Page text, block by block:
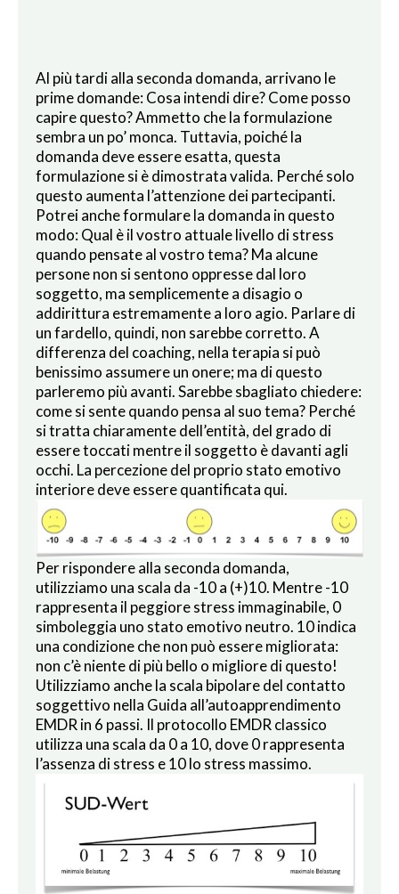
Al più tardi alla seconda domanda, arrivano le
prime domande: Cosa intendi dire? Come posso
capire questo? Ammetto che la formulazione
sembra un po’ monca. Tuttavia, poiché la
domanda deve essere esatta, questa
formulazione si è dimostrata valida. Perché solo
questo aumenta l’attenzione dei partecipanti.
Potrei anche formulare la domanda in questo
modo: Qual è il vostro attuale livello di stress
quando pensate al vostro tema? Ma alcune
persone non si sentono oppresse dal loro
soggetto, ma semplicemente a disagio o
addirittura estremamente a loro agio. Parlare di
un fardello, quindi, non sarebbe corretto. A
differenza del coaching, nella terapia si può
benissimo assumere un onere; ma di questo
parleremo più avanti. Sarebbe sbagliato chiedere:
come si sente quando pensa al suo tema? Perché
si tratta chiaramente dell’entità, del grado di
essere toccati mentre il soggetto è davanti agli
occhi. La percezione del proprio stato emotivo
interiore deve essere quantificata qui.
Per rispondere alla seconda domanda,
utilizziamo una scala da -10 a (+)10. Mentre -10
rappresenta il peggiore stress immaginabile, 0
simboleggia uno stato emotivo neutro. 10 indica
una condizione che non può essere migliorata:
non c’è niente di più bello o migliore di questo!
Utilizziamo anche la scala bipolare del contatto
soggettivo nella Guida all’autoapprendimento
EMDR in 6 passi. Il protocollo EMDR classico
utilizza una scala da 0 a 10, dove 0 rappresenta
l’assenza di stress e 10 lo stress massimo.